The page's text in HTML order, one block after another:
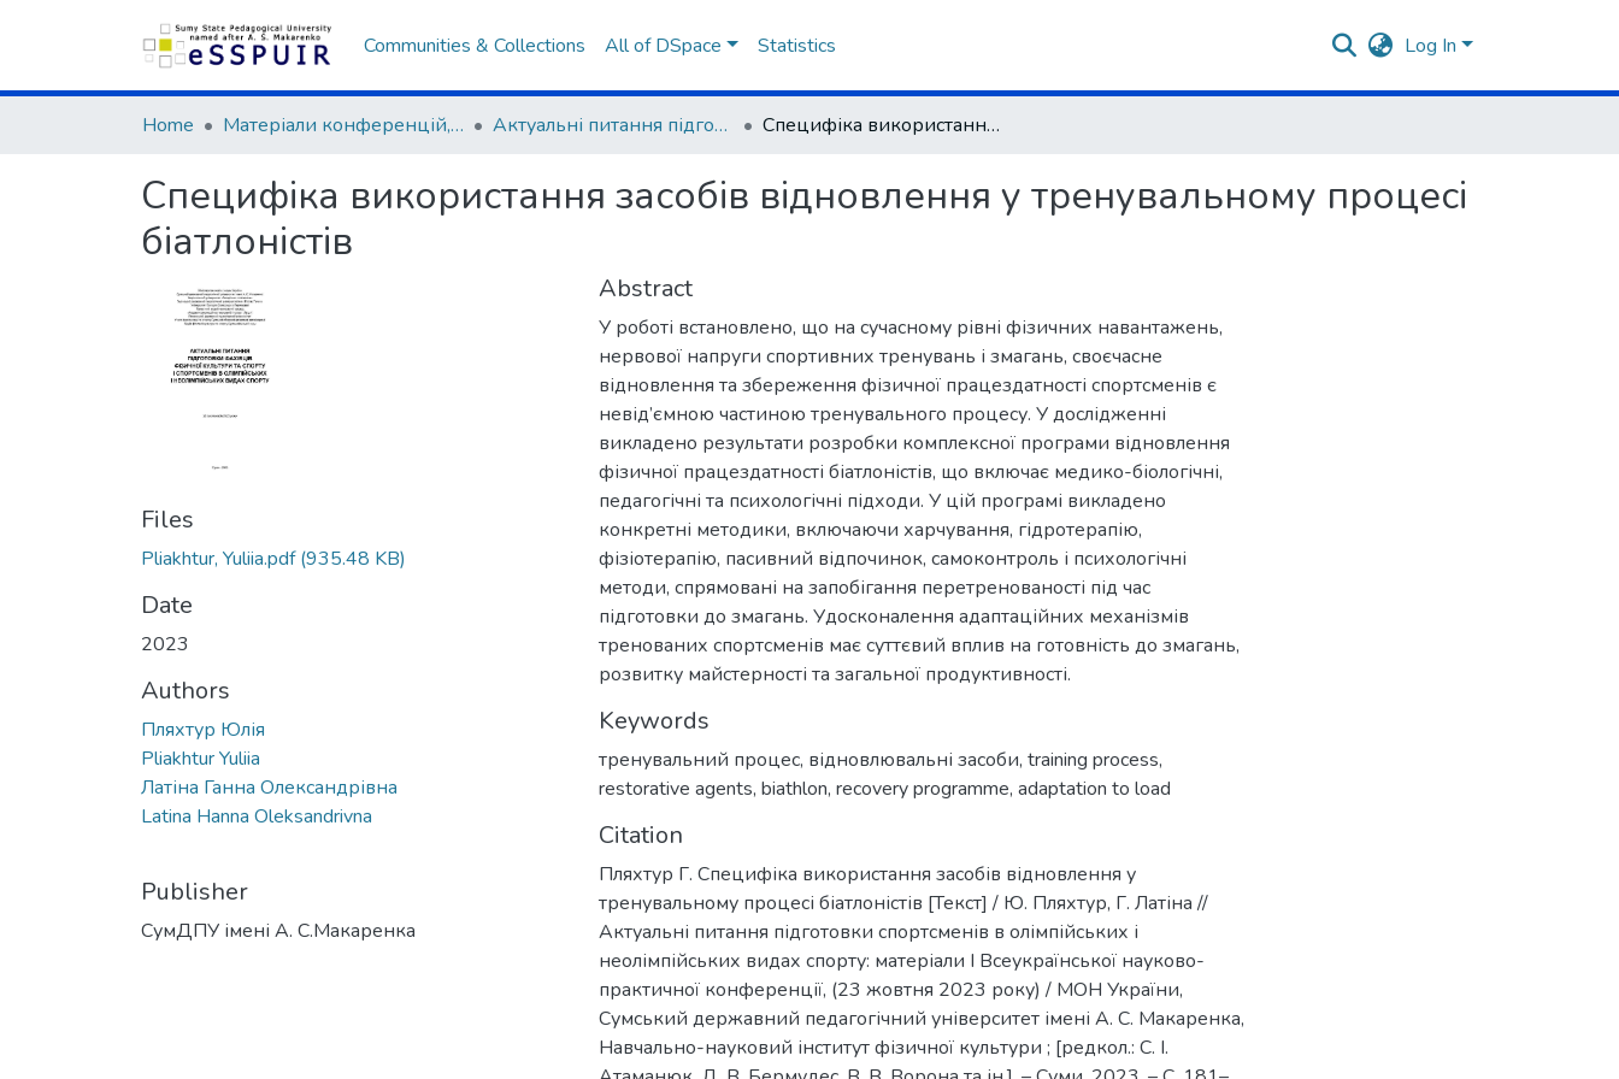
Communities & Collections All of DSpace Statistics Log In
Home Матеріали конференцій, семінарів, читань Актуальні питання підготовки фахівців фізичної культури та спорту і спортсменів в олімпійських і неолімпійських видах спорту Специфіка використання засобів відновлення у тренувальному процесі біатлоністів
Специфіка використання засобів відновлення у тренувальному процесі
біатлоністів
Files
Pliakhtur, Yuliia.pdf(935.48 KB)
Date
2023
Authors
Пляхтур Юлія
Pliakhtur Yuliia
Латіна Ганна Олександрівна
Latina Hanna Oleksandrivna
Publisher
СумДПУ імені А. С.Макаренка
Abstract
У роботі встановлено, що на сучасному рівні фізичних навантажень,
нервової напруги спортивних тренувань і змагань, своєчасне
відновлення та збереження фізичної працездатності спортсменів є
невід’ємною частиною тренувального процесу. У дослідженні
викладено результати розробки комплексної програми відновлення
фізичної працездатності біатлоністів, що включає медико-біологічні,
педагогічні та психологічні підходи. У цій програмі викладено
конкретні методики, включаючи харчування, гідротерапію,
фізіотерапію, пасивний відпочинок, самоконтроль і психологічні
методи, спрямовані на запобігання перетренованості під час
підготовки до змагань. Удосконалення адаптаційних механізмів
тренованих спортсменів має суттєвий вплив на готовність до змагань,
розвитку майстерності та загальної продуктивності.
Keywords
тренувальний процес, відновлювальні засоби, training process,
restorative agents, biathlon, recovery programme, adaptation to load
Citation
Пляхтур Г. Специфіка використання засобів відновлення у
тренувальному процесі біатлоністів [Текст] / Ю. Пляхтур, Г. Латіна //
Актуальні питання підготовки спортсменів в олімпійських і
неолімпійських видах спорту: матеріали І Всеукраїнської науково-
практичної конференції, (23 жовтня 2023 року) / МОН України,
Сумський державний педагогічний університет імені А. С. Макаренка,
Навчально-науковий інститут фізичної культури ; [редкол.: С. І.